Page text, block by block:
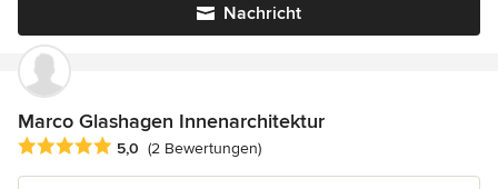
Nachricht
Marco Glashagen Innenarchitektur
Durchschnittliche Bewertung: 5 von 5 Sternen
5,0 (2 Bewertungen)